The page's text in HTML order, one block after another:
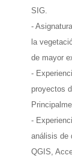
SIG.
-
la
de mayor
-
proyectos
-
análisis de
QGIS,